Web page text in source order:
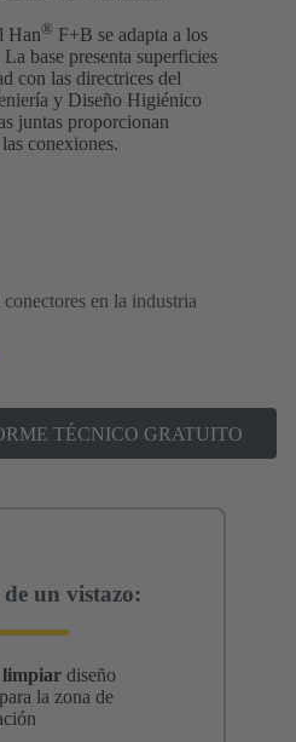
Han® F+B se adapta a los
base presenta superficies
con las directrices del
y Diseño Higiénico
juntas proporcionan
conexiones.
en la industria
TÉCNICO GRATUITO
un vistazo:
limpiar diseño
la zona de